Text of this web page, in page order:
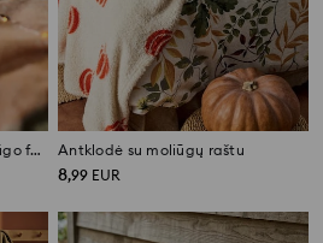
Dekoratyvinė pagalvė moliūgo formos Antklodė su moliūgų raštu
8,99 EUR